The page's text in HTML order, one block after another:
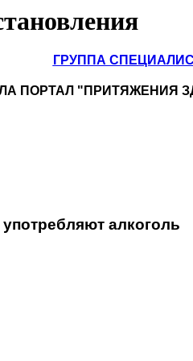
ГРУППА
ПОРТАЛ "ПРИТЯЖЕНИЯ
алкоголь